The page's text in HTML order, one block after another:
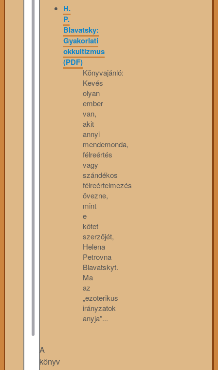
H.
P.
Blavatsky:
Gyakorlati
okkultizmus
(PDF)
Könyvajánló:
Kevés
olyan
ember
van,
akit
annyi
mendemonda,
félreértés
vagy
szándékos
félreértelmezés
övezne,
mint
e
kötet
szerzőjét,
Helena
Petrovna
Blavatskyt.
Ma
az
„ezoterikus
irányzatok
anyja”...
A
könyv